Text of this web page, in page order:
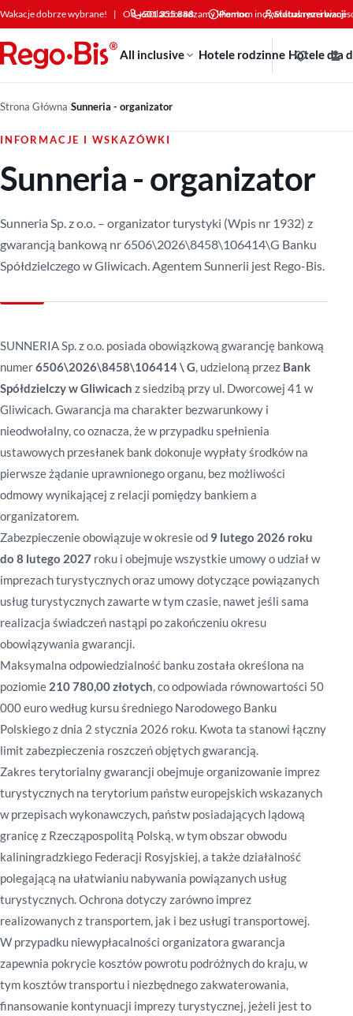
Przejdź do treści
Wakacje dobrze wybrane! | Od +30 lat doradzamy klientom indywidualnym i
601 355 888 Pomoc Status rezerwacji
All inclusive Hotele rodzinne Hotele dla
Strona Główna›Sunneria - organizator
INFORMACJE I WSKAZÓWKI
Sunneria - organizator
Sunneria Sp. z o.o. – organizator turystyki (Wpis nr 1932) z
gwarancją bankową nr 6506\2026\8458\106414\G Banku
Spółdzielczego w Gliwicach. Agentem Sunnerii jest Rego-Bis.
SUNNERIA Sp. z o.o. posiada obowiązkową gwarancję bankową
numer6506\2026\8458\106414 \ G, udzieloną przez Bank
Spółdzielczy w Gliwicach z siedzibą przy ul. Dworcowej 41 w
Gliwicach. Gwarancja ma charakter bezwarunkowy i
nieodwołalny, co oznacza, że w przypadku spełnienia
ustawowych przesłanek bank dokonuje wypłaty środków na
pierwsze żądanie uprawnionego organu, bez możliwości
odmowy wynikającej z relacji pomiędzy bankiem a
organizatorem.
Zabezpieczenie obowiązuje w okresie od 9 lutego 2026 roku
do 8 lutego 2027 roku i obejmuje wszystkie umowy o udział w
imprezach turystycznych oraz umowy dotyczące powiązanych
usług turystycznych zawarte w tym czasie, nawet jeśli sama
realizacja świadczeń nastąpi po zakończeniu okresu
obowiązywania gwarancji.
Maksymalna odpowiedzialność banku została określona na
poziomie 210 780,00złotych, co odpowiada równowartości 50
000 euro według kursu średniego Narodowego Banku
Polskiego z dnia 2 stycznia 2026 roku. Kwota ta stanowi łączny
limit zabezpieczenia roszczeń objętych gwarancją.
Zakres terytorialny gwarancji obejmuje organizowanie imprez
turystycznych na terytorium państw europejskich wskazanych
w przepisach wykonawczych, państw posiadających lądową
granicę z Rzecząpospolitą Polską, w tym obszar obwodu
kaliningradzkiego Federacji Rosyjskiej, a także działalność
polegającą na ułatwianiu nabywania powiązanych usług
turystycznych. Ochrona dotyczy zarówno imprez
realizowanych z transportem, jak i bez usługi transportowej.
W przypadku niewypłacalności organizatora gwarancja
zapewnia pokrycie kosztów powrotu podróżnych do kraju, w
tym kosztów transportu i niezbędnego zakwaterowania,
finansowanie kontynuacji imprezy turystycznej, jeżeli jest to